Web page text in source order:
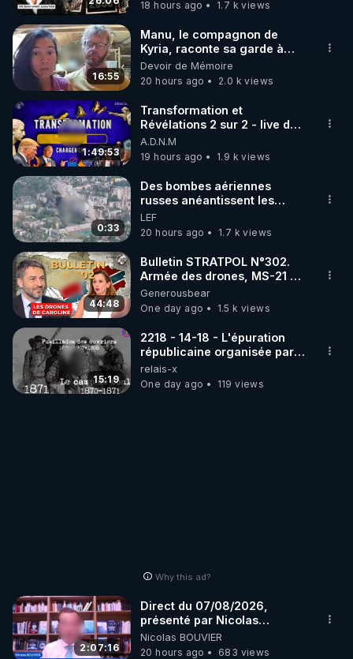
code : REGENERE10
▶ 30 jours gratuit sur l’application de méditation et
de bien-être ENVOL :
Rendez-vous sur https://www.envol.app/code
le code : REGENERE
18 hours ago 1.7 k views
16:55
Manu, le compagnon de
Kyria, raconte sa garde à
vue musclée. PARTAGEZ!
Devoir de Mémoire
20 hours ago
2.0 k views
1:49:53
Transformation et
Révélations 2 sur 2 - live du
07/08/26
A.D.N.M
19 hours ago
1.9 k views
0:33
Des bombes aériennes
russes anéantissent les
centres de contrôle de
drones de 3 brigades
ukrainienne
LEF
20 hours ago
1.7 k views
44:48
Bulletin STRATPOL N°302.
Armée des drones, MS-21 en
série, missiles coréens.
07.08.2026.
Generousbear
One day ago
1.5 k views
15:19
2218 - 14-18 - L'épuration
républicaine organisée par
les frères de la truelle
relais-x
One day ago
119 views
Why this ad?
2:07:16
Direct du 07/08/2026,
présenté par Nicolas
BOUVIER
Nicolas BOUVIER
20 hours ago
683 views